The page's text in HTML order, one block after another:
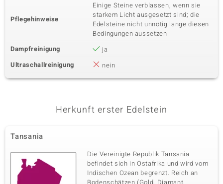
Pflegehinweise
Einige Steine verblassen, wenn sie
starkem Licht ausgesetzt sind; die
Edelsteine nicht unnötig lange diesen
Bedingungen aussetzen
Dampfreinigung
ja
Ultraschallreinigung
nein
Herkunft erster Edelstein
Tansania
Die Vereinigte Republik Tansania
befindet sich in Ostafrika und wird vom
Indischen Ozean begrenzt. Reich an